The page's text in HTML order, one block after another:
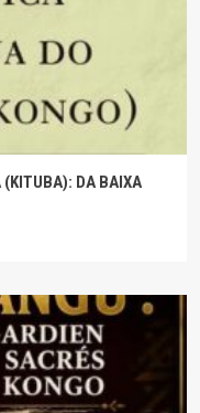
(KITUBA): DA BAIXA